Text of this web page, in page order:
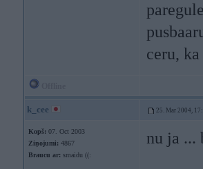
ceru,
k_cee 25. Mar 2004,
Kopš: 07. Oct 2003
Ziņojumi: 4867
Braucu ar: smaidu ((:
nu ja ...